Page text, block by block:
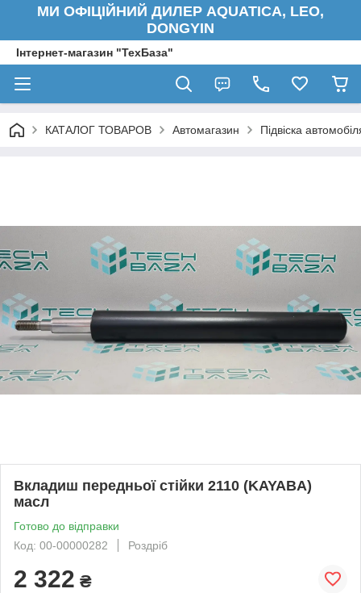
МИ ОФІЦІЙНИЙ ДИЛЕР AQUATICA, LEO,
DONGYIN
Інтернет-магазин "ТехБаза"
КАТАЛОГ ТОВАРОВ Автомагазин Підвіска
Вкладиш передньої стійки 2110 (KAYABA)
масл
Готово до відправки
Код: 00-00000282
Роздріб
2 322 ₴